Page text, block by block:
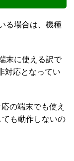
る場合は、機種
末に使える訳で
対応となってい
の端末でも使え
も動作しないの